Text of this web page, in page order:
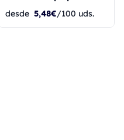
desde 5,48€/100 uds.